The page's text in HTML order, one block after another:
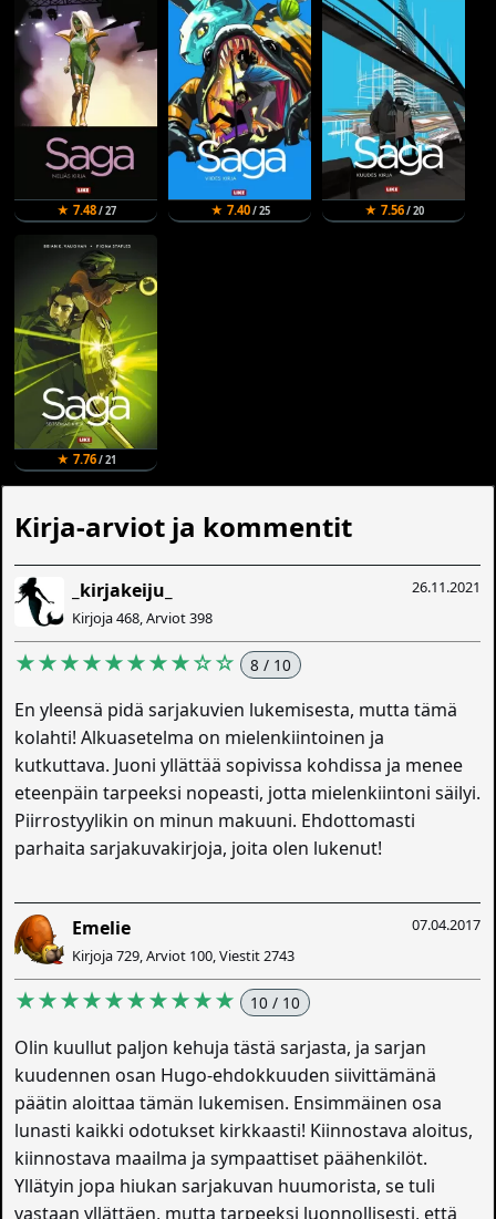
★ 7.48/ 27 ★ 7.40/ 25 ★ 7.56/ 20
★ 7.76/ 21
Kirja-arviot ja kommentit
26.11.2021
_kirjakeiju_
Kirjoja 468, Arviot 398
★★★★★★★★☆☆ 8 / 10
En yleensä pidä sarjakuvien lukemisesta, mutta tämä
kolahti! Alkuasetelma on mielenkiintoinen ja
kutkuttava. Juoni yllättää sopivissa kohdissa ja menee
eteenpäin tarpeeksi nopeasti, jotta mielenkiintoni säilyi.
Piirrostyylikin on minun makuuni. Ehdottomasti
parhaita sarjakuvakirjoja, joita olen lukenut!
07.04.2017
Emelie
Kirjoja 729, Arviot 100, Viestit 2743
★★★★★★★★★★ 10 / 10
Olin kuullut paljon kehuja tästä sarjasta, ja sarjan
kuudennen osan Hugo-ehdokkuuden siivittämänä
päätin aloittaa tämän lukemisen. Ensimmäinen osa
lunasti kaikki odotukset kirkkaasti! Kiinnostava aloitus,
kiinnostava maailma ja sympaattiset päähenkilöt.
Yllätyin jopa hiukan sarjakuvan huumorista, se tuli
vastaan yllättäen, mutta tarpeeksi luonnollisesti, että